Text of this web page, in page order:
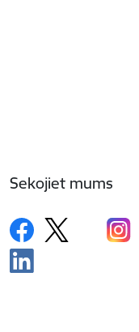
Sekojiet mums